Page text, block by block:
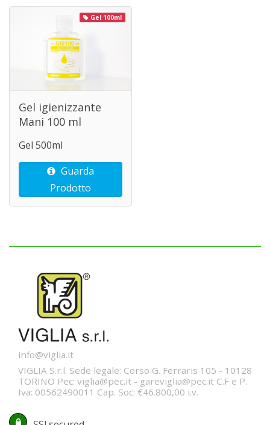
Gel 100ml
Gel igienizzante
Mani 100 ml
Gel 500ml
Guarda
Prodotto
info@viglia.it
VIGLIA S.r.l. Sede legale: Corso G. Ferraris 105 - 10128
TORINO Pec: viglia@pec.it - gareviglia@pec.it C.F e P.
Iva: 00562490011 Cap. Soc: €46.800,00 i.v.